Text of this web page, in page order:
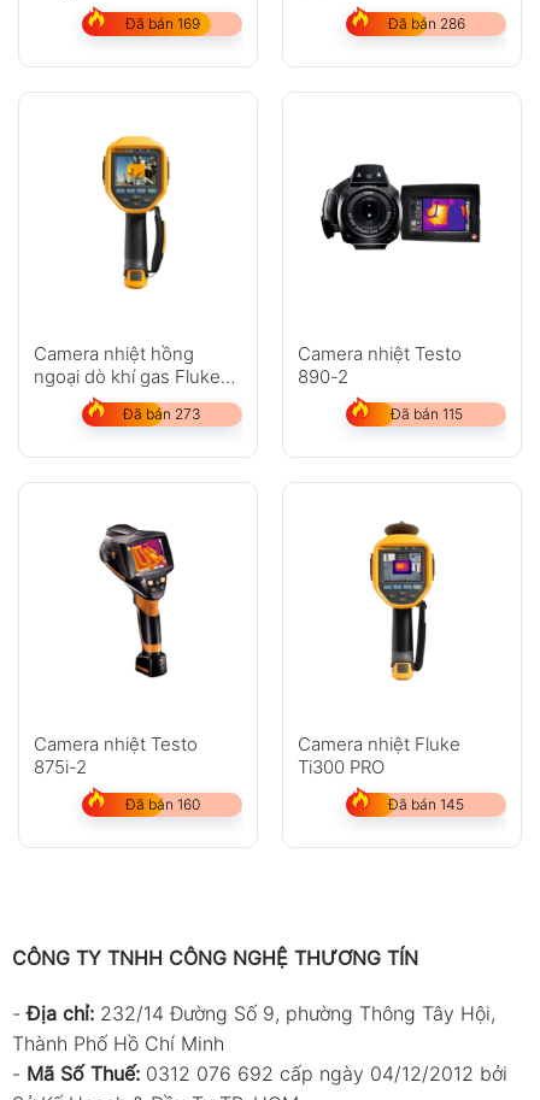
Đã bán 169 Đã bán 286
Camera nhiệt hồng
ngoại dò khí gas Fluke
Ti450 SF6
Đã bán 273
Camera nhiệt Testo
890-2
Đã bán 115
Camera nhiệt Testo
875i-2
Đã bán 160
Camera nhiệt Fluke
Ti300 PRO
Đã bán 145
CÔNG TY TNHH CÔNG NGHỆ THƯƠNG TÍN
-Địa chỉ: 232/14 Đường Số 9, phường Thông Tây Hội,
Thành Phố Hồ Chí Minh
- Mã Số Thuế: 0312 076 692 cấp ngày 04/12/2012 bởi